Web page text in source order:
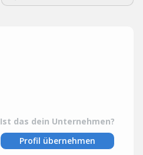
Ist das dein Unternehmen?
Profil übernehmen